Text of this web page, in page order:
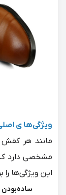
ویژگی‌ها ی
مانند هر کفش
مشخصی دارد
این ویژگی‌ها
ساده‌بودن